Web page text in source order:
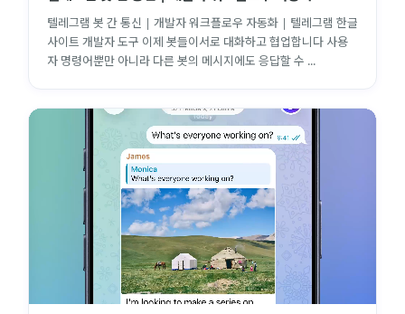
텔레그램 봇 간 통신 | 개발자 워크플로우 자동화 | 텔레그램 한글
사이트 개발자 도구 이제 봇들이서로 대화하고 협업합니다 사용
자 명령어뿐만 아니라 다른 봇의 메시지에도 응답할 수 ...